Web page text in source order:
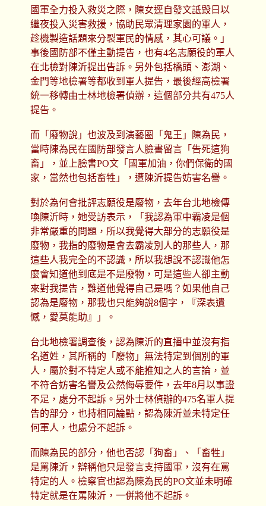
國軍全力投入救災之際，陳女逕自發文詆毀日以
繼夜投入災害救援，協助民眾清理家園的軍人，
趁機製造話題來分裂軍民的情感，其心可議。」
事後國防部不僅主動提告，也有4名志願役的軍人
在北檢對陳沂提出告訴。另外包括橋頭、澎湖、
金門等地檢署等都收到軍人提告，最後經高檢署
統一移轉由士林地檢署偵辦，這個部分共有475人
提告。
而「廢物說」也波及到演藝圈「鬼王」陳為民，
當時陳為民在國防部發言人臉書留言「告死這狗
畜」，並上臉書PO文「國軍加油，你們保衛的國
家，當然也包括畜牲」，遭陳沂提告妨害名譽。
對於為何會批評志願役是廢物，去年台北地檢傳
喚陳沂時，她受訪表示，「我認為軍中霸凌是個
非常嚴重的問題，所以我覺得大部分的志願役是
廢物，我指的廢物是會去霸凌別人的那些人，那
這些人我完全的不認識，所以我想說不認識他怎
麼會知道他到底是不是廢物，可是這些人卻主動
來對我提告，難道他覺得自己是嗎？如果他自己
認為是廢物，那我也只能夠說8個字，『深表遺
憾，愛莫能助』」。
台北地檢署調查後，認為陳沂的直播中並沒有指
名道姓，其所稱的「廢物」無法特定到個別的軍
人，屬於對不特定人或不能推知之人的言論，並
不符合妨害名譽及公然侮辱要件，去年8月以事證
不足，處分不起訴。另外士林偵辦的475名軍人提
告的部分，也持相同論點，認為陳沂並未特定任
何軍人，也處分不起訴。
而陳為民的部分，他也否認「狗畜」、「畜牲」
是罵陳沂，辯稱他只是發言支持國軍，沒有在罵
特定的人。檢察官也認為陳為民的PO文並未明確
特定就是在罵陳沂，一併將他不起訴。